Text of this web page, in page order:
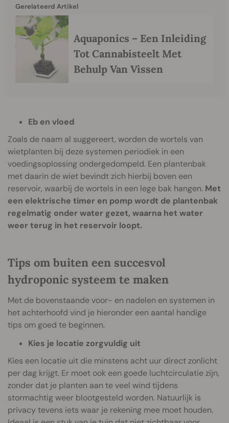
Gerelateerd Artikel
Aquaponics – Een Inleiding
Tot Cannabisteelt Met
Behulp Van Vissen
Eb en vloed
Zoals de naam al suggereert, worden de wortels van
wietplanten bij deze systemen periodiek in een
voedingsoplossing ondergedompeld. Een plantenbak
met daarin de wiet bevindt zich hierbij boven een
reservoir, waarbij de wortels in een lege bak hangen. Met
een elektrische timer en pomp wordt de plantenbak
regelmatig onder water gezet, waarna het water
weer terug in het reservoir loopt.
Tips om buiten een succesvol
hydroponic systeem te maken
Met de bovenstaande voor- en nadelen en systemen in
het achterhoofd vind je hieronder een aantal handige
tips om goed te beginnen.
Kies je locatie zorgvuldig uit
Kies een locatie uit die minstens acht uur direct zonlicht
per dag krijgt. Er moet ook een goede luchtcirculatie zijn,
zonder dat je planten aan te veel wind tijdens
stormachtig weer blootgesteld worden. Natuurlijk is
privacy tevens iets waar je rekening mee moet houden.